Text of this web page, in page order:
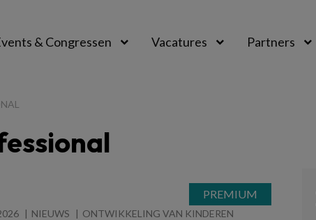
& Congressen Vacatures Partners
NIEUWS ONTWIKKELING VAN KINDEREN